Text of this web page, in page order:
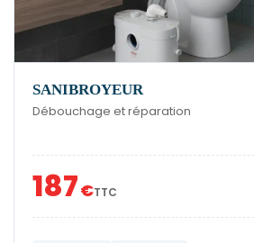
SANIBROYEUR
Débouchage et réparation
187€TTC